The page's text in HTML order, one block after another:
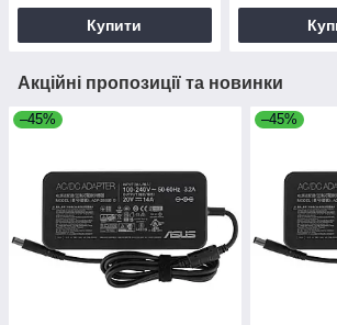
Купити
Акційні пропозиції та новинки
–45% –45%